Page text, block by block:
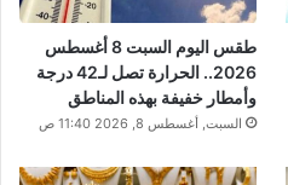
طقس اليوم السبت 8 أغسطس
2026.. الحرارة تصل لـ42 درجة
وأمطار خفيفة بهذه المناطق
السبت, أغسطس 8, 2026 11:40 ص